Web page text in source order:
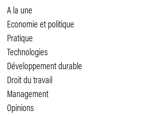
A la une
Economie et politique
Pratique
Technologies
Développement durable
Droit du travail
Management
Opinions